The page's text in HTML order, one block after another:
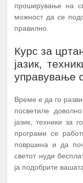
проширување на
можност да се
правилно.
Курс за
јазик,
управување
Време е да го
посветиле
јазик, техники за
програми се
површина и да
светот нуди
ја подобрите